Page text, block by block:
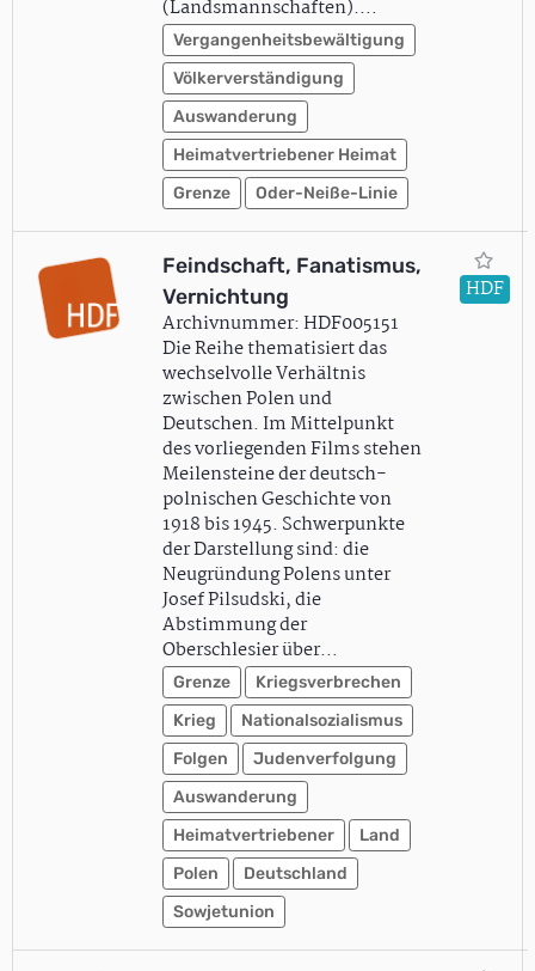
(Landsmannschaften).…
Vergangenheitsbewältigung
Völkerverständigung
Auswanderung
Heimatvertriebener Heimat
Grenze
Oder-Neiße-Linie
Feindschaft, Fanatismus,
Vernichtung
Archivnummer: HDF005151
Die Reihe thematisiert das
wechselvolle Verhältnis
zwischen Polen und
Deutschen. Im Mittelpunkt
des vorliegenden Films stehen
Meilensteine der deutsch-
polnischen Geschichte von
1918 bis 1945. Schwerpunkte
der Darstellung sind: die
Neugründung Polens unter
Josef Pilsudski, die
Abstimmung der
Oberschlesier über…
Grenze
Kriegsverbrechen
Krieg
Nationalsozialismus
Folgen
Judenverfolgung
Auswanderung
Heimatvertriebener
Land
Polen
Deutschland
Sowjetunion
HDF